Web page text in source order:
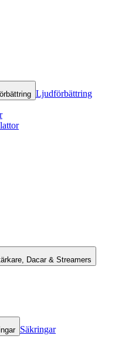
Ljudförbättring
Dacar & Streamers
Säkringar